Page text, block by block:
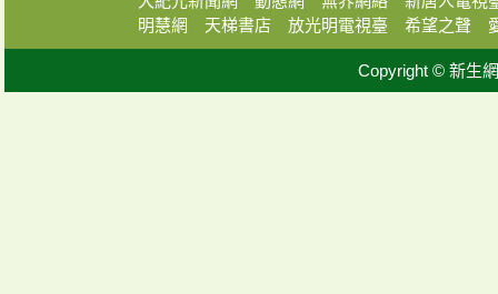
明慧網
天梯書店 放光明電視臺 希望之聲
Copyright © 新生